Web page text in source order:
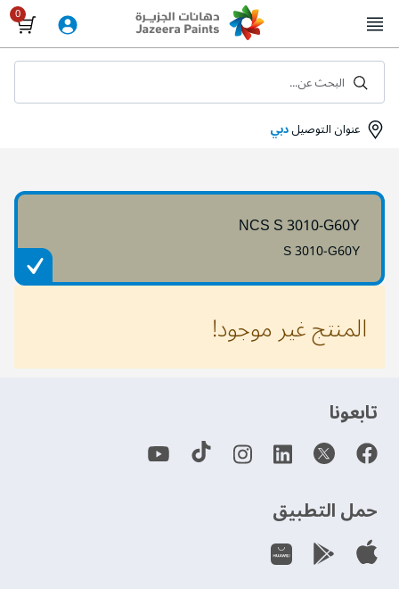
to
Content
عنوان التوصيلدبي
البحث عن...
NCS S 3010-G60Y
S 3010-G60Y
المنتج غير موجود!
‫تابعونا‬
حمل التطبيق